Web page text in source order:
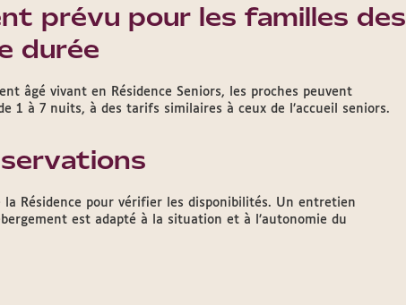
prévu pour les familles des
durée
âgé vivant en Résidence Seniors, les proches peuvent
1 à 7 nuits, à des tarifs similaires à ceux de l’accueil seniors.
Résidence pour vérifier les disponibilités. Un entretien
est adapté à la situation et à l’autonomie du